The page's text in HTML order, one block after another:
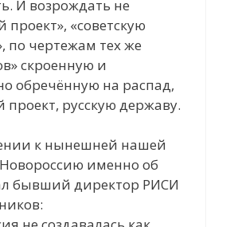
И возрождать не
проект», «советскую
по чертежам тех же
скроенную и
обречённую на распад,
проект, русскую державу.
к нынешней нашей
именно об
бывший директор РИСИ